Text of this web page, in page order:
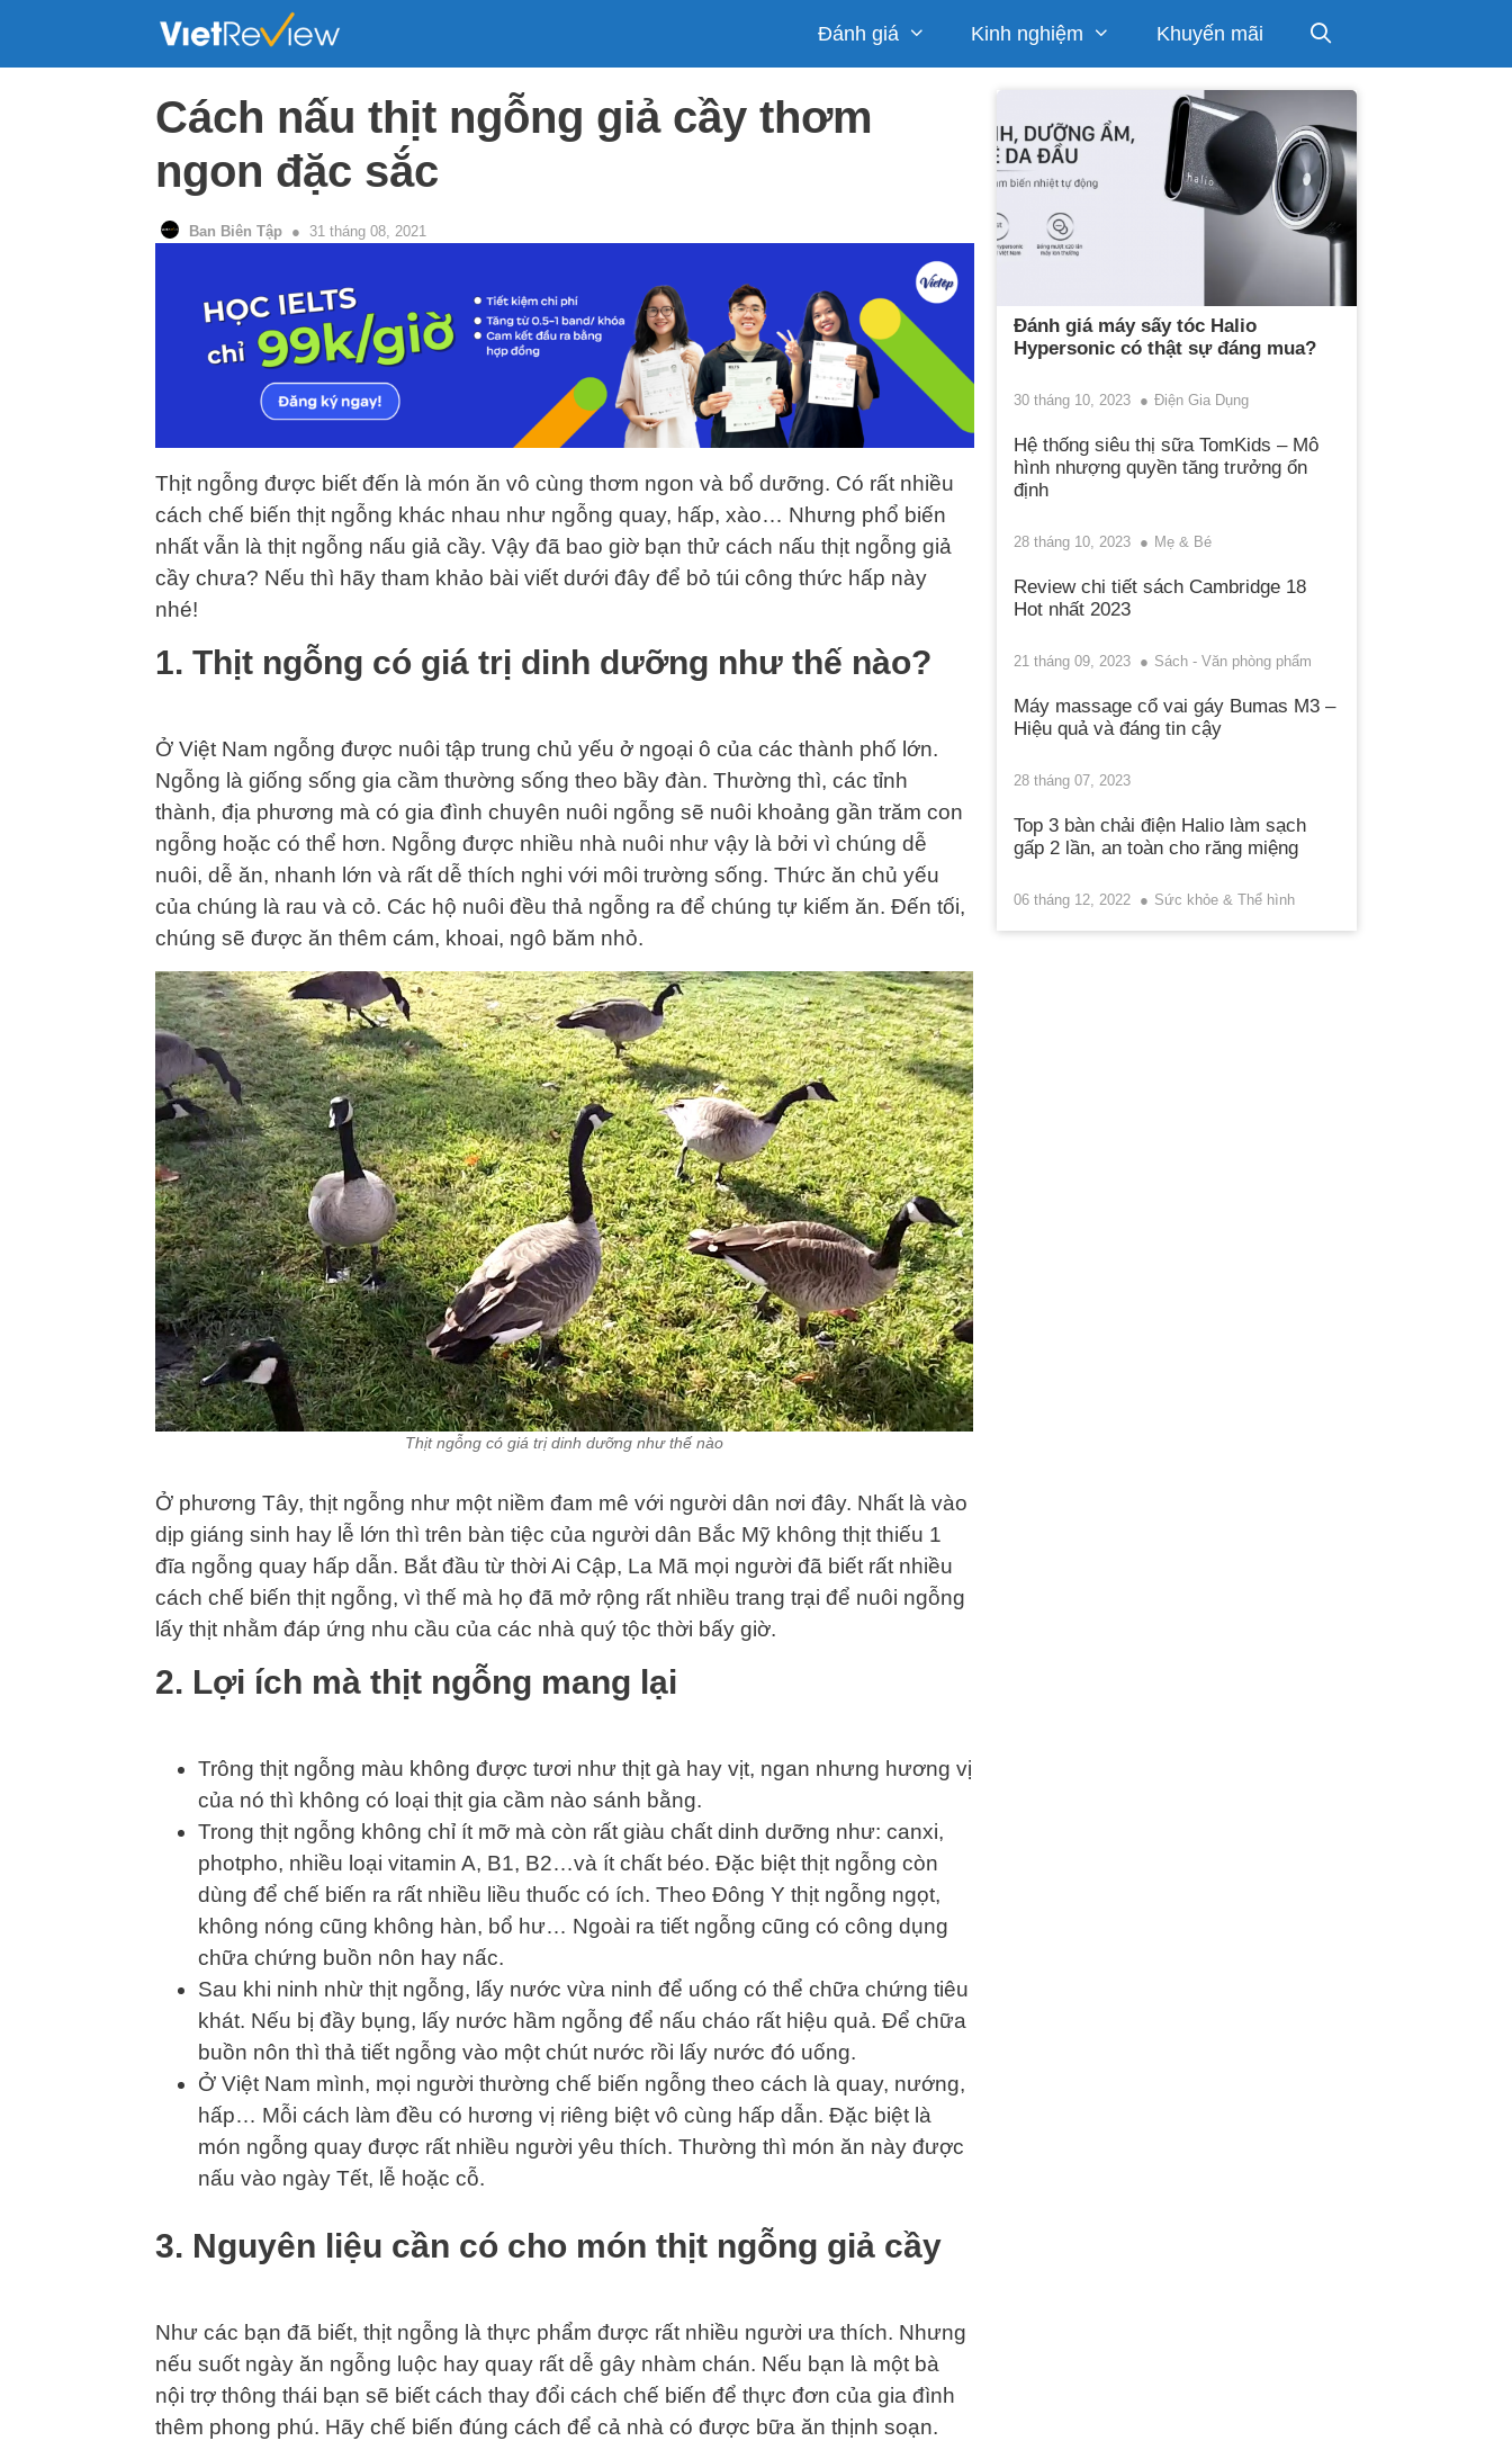
Đánh giá Kinh nghiệm Khuyến mãi
Cách nấu thịt ngỗng giả cầy thơm
ngon đặc sắc
Ban Biên Tập 31 tháng 08, 2021
Thịt ngỗng được biết đến là món ăn vô cùng thơm ngon và bổ dưỡng. Có rất nhiều
cách chế biến thịt ngỗng khác nhau như ngỗng quay, hấp, xào… Nhưng phổ biến
nhất vẫn là thịt ngỗng nấu giả cầy. Vậy đã bao giờ bạn thử cách nấu thịt ngỗng giả
cầy chưa? Nếu thì hãy tham khảo bài viết dưới đây để bỏ túi công thức hấp này
nhé!
1. Thịt ngỗng có giá trị dinh dưỡng như thế nào?
Ở Việt Nam ngỗng được nuôi tập trung chủ yếu ở ngoại ô của các thành phố lớn.
Ngỗng là giống sống gia cầm thường sống theo bầy đàn. Thường thì, các tỉnh
thành, địa phương mà có gia đình chuyên nuôi ngỗng sẽ nuôi khoảng gần trăm con
ngỗng hoặc có thể hơn. Ngỗng được nhiều nhà nuôi như vậy là bởi vì chúng dễ
nuôi, dễ ăn, nhanh lớn và rất dễ thích nghi với môi trường sống. Thức ăn chủ yếu
của chúng là rau và cỏ. Các hộ nuôi đều thả ngỗng ra để chúng tự kiếm ăn. Đến tối,
chúng sẽ được ăn thêm cám, khoai, ngô băm nhỏ.
Thịt ngỗng có giá trị dinh dưỡng như thế nào
Ở phương Tây, thịt ngỗng như một niềm đam mê với người dân nơi đây. Nhất là vào
dịp giáng sinh hay lễ lớn thì trên bàn tiệc của người dân Bắc Mỹ không thịt thiếu 1
đĩa ngỗng quay hấp dẫn. Bắt đầu từ thời Ai Cập, La Mã mọi người đã biết rất nhiều
cách chế biến thịt ngỗng, vì thế mà họ đã mở rộng rất nhiều trang trại để nuôi ngỗng
lấy thịt nhằm đáp ứng nhu cầu của các nhà quý tộc thời bấy giờ.
2. Lợi ích mà thịt ngỗng mang lại
Trông thịt ngỗng màu không được tươi như thịt gà hay vịt, ngan nhưng hương vị
của nó thì không có loại thịt gia cầm nào sánh bằng.
Trong thịt ngỗng không chỉ ít mỡ mà còn rất giàu chất dinh dưỡng như: canxi,
photpho, nhiều loại vitamin A, B1, B2…và ít chất béo. Đặc biệt thịt ngỗng còn
dùng để chế biến ra rất nhiều liều thuốc có ích. Theo Đông Y thịt ngỗng ngọt,
không nóng cũng không hàn, bổ hư… Ngoài ra tiết ngỗng cũng có công dụng
chữa chứng buồn nôn hay nấc.
Sau khi ninh nhừ thịt ngỗng, lấy nước vừa ninh để uống có thể chữa chứng tiêu
khát. Nếu bị đầy bụng, lấy nước hầm ngỗng để nấu cháo rất hiệu quả. Để chữa
buồn nôn thì thả tiết ngỗng vào một chút nước rồi lấy nước đó uống.
Ở Việt Nam mình, mọi người thường chế biến ngỗng theo cách là quay, nướng,
hấp… Mỗi cách làm đều có hương vị riêng biệt vô cùng hấp dẫn. Đặc biệt là
món ngỗng quay được rất nhiều người yêu thích. Thường thì món ăn này được
nấu vào ngày Tết, lễ hoặc cỗ.
3. Nguyên liệu cần có cho món thịt ngỗng giả cầy
Như các bạn đã biết, thịt ngỗng là thực phẩm được rất nhiều người ưa thích. Nhưng
nếu suốt ngày ăn ngỗng luộc hay quay rất dễ gây nhàm chán. Nếu bạn là một bà
nội trợ thông thái bạn sẽ biết cách thay đổi cách chế biến để thực đơn của gia đình
thêm phong phú. Hãy chế biến đúng cách để cả nhà có được bữa ăn thịnh soạn.
Đánh giá máy sấy tóc Halio
Hypersonic có thật sự đáng mua?
30 tháng 10, 2023 Điện Gia Dụng
Hệ thống siêu thị sữa TomKids – Mô
hình nhượng quyền tăng trưởng ổn
định
28 tháng 10, 2023 Mẹ & Bé
Review chi tiết sách Cambridge 18
Hot nhất 2023
21 tháng 09, 2023 Sách - Văn phòng phẩm
Máy massage cổ vai gáy Bumas M3 –
Hiệu quả và đáng tin cậy
28 tháng 07, 2023
Top 3 bàn chải điện Halio làm sạch
gấp 2 lần, an toàn cho răng miệng
06 tháng 12, 2022 Sức khỏe & Thể hình